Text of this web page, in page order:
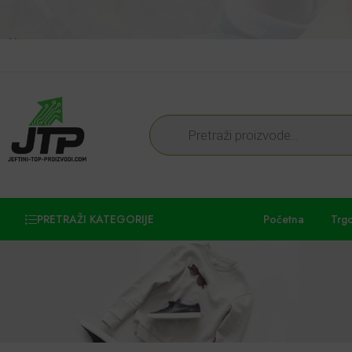
PRETRAŽI KATEGORIJE Početna